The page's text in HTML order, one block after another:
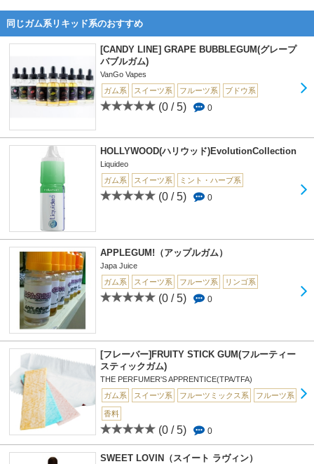
同じガム系リキッド系のおすすめ
[CANDY LINE] GRAPE BUBBLEGUM(グレープ
バブルガム)
VanGo Vapes
ガム系
スイーツ系 フルーツ系 ブドウ系
(0 / 5) 0
HOLLYWOOD(ハリウッド)EvolutionCollection
Liquideo
ガム系
スイーツ系 ミント・ハーブ系
(0 / 5) 0
APPLEGUM!（アップルガム）
Japa Juice
ガム系
スイーツ系 フルーツ系 リンゴ系
(0 / 5) 0
[フレーバー]FRUITY STICK GUM(フルーティー
スティックガム)
THE PERFUMER'S APPRENTICE(TPA/TFA)
ガム系
スイーツ系 フルーツミックス系 フルーツ系
香料
(0 / 5) 0
SWEET LOVIN（スイート ラヴィン）